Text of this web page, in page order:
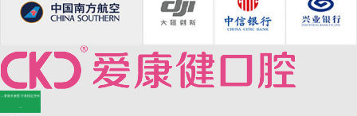
—香港长者医疗券指定牙科